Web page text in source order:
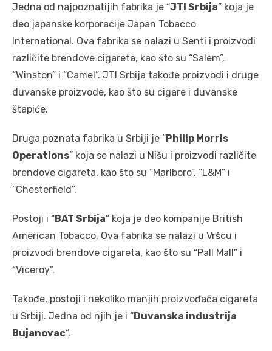
Jedna od najpoznatijih fabrika je “JTI Srbija” koja je
deo japanske korporacije Japan Tobacco
International. Ova fabrika se nalazi u Senti i proizvodi
različite brendove cigareta, kao što su “Salem”,
“Winston” i “Camel”. JTI Srbija takođe proizvodi i druge
duvanske proizvode, kao što su cigare i duvanske
štapiće.
Druga poznata fabrika u Srbiji je “Philip Morris
Operations” koja se nalazi u Nišu i proizvodi različite
brendove cigareta, kao što su “Marlboro”, “L&M” i
“Chesterfield”.
Postoji i “BAT Srbija” koja je deo kompanije British
American Tobacco. Ova fabrika se nalazi u Vršcu i
proizvodi brendove cigareta, kao što su “Pall Mall” i
“Viceroy”.
Takođe, postoji i nekoliko manjih proizvođača cigareta
u Srbiji. Jedna od njih je i “Duvanska industrija
Bujanovac“.